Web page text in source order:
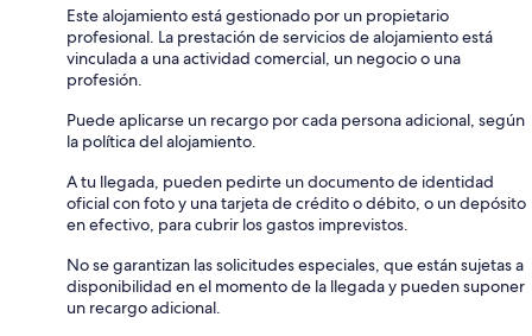
Este alojamiento está gestionado por un propietario
profesional. La prestación de servicios de alojamiento está
vinculada a una actividad comercial, un negocio o una
profesión.
Puede aplicarse un recargo por cada persona adicional, según
la política del alojamiento.
A tu llegada, pueden pedirte un documento de identidad
oficial con foto y una tarjeta de crédito o débito, o un depósito
en efectivo, para cubrir los gastos imprevistos.
No se garantizan las solicitudes especiales, que están sujetas a
disponibilidad en el momento de la llegada y pueden suponer
un recargo adicional.